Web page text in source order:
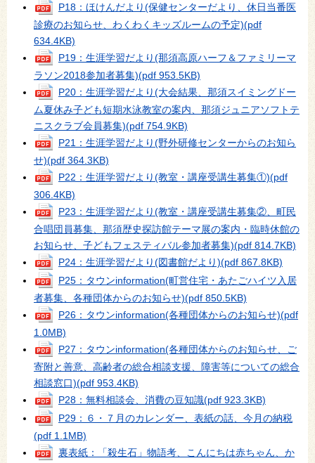
P18：ほけんだより(保健センターだより、休日当番医
診療のお知らせ、わくわくキッズルームの予定)(pdf
634.4KB)
P19：生涯学習だより(那須高原ハーフ＆ファミリーマ
ラソン2018参加者募集)(pdf 953.5KB)
P20：生涯学習だより(大会結果、那須スイミングドー
ム夏休み子ども短期水泳教室の案内、那須ジュニアソフトテ
ニスクラブ会員募集)(pdf 754.9KB)
P21：生涯学習だより(野外研修センターからのお知ら
せ)(pdf 364.3KB)
P22：生涯学習だより(教室・講座受講生募集①)(pdf
306.4KB)
P23：生涯学習だより(教室・講座受講生募集②、町民
合唱団員募集、那須歴史探訪館テーマ展の案内・臨時休館の
お知らせ、子どもフェスティバル参加者募集)(pdf 814.7KB)
P24：生涯学習だより(図書館だより)(pdf 867.8KB)
P25：タウンinformation(町営住宅・あたごハイツ入居
者募集、各種団体からのお知らせ)(pdf 850.5KB)
P26：タウンinformation(各種団体からのお知らせ)(pdf
1.0MB)
P27：タウンinformation(各種団体からのお知らせ、ご
寄附と善意、高齢者の総合相談支援、障害等についての総合
相談窓口)(pdf 953.4KB)
P28：無料相談会、消費の豆知識(pdf 923.3KB)
P29：６・７月のカレンダー、表紙の話、今月の納税
(pdf 1.1MB)
裏表紙：「殺生石」物語考、こんにちは赤ちゃん、か